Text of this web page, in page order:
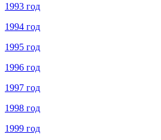
1993 год
1994 год
1995 год
1996 год
1997 год
1998 год
1999 год